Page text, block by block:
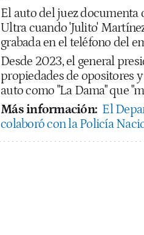
El auto del juez documenta
Ultra cuando 'Julito'
grabada en el teléfono del
Desde 2023, el general
propiedades de opositores
auto como "La Dama" que
Más información: El
colaboró con la Policía